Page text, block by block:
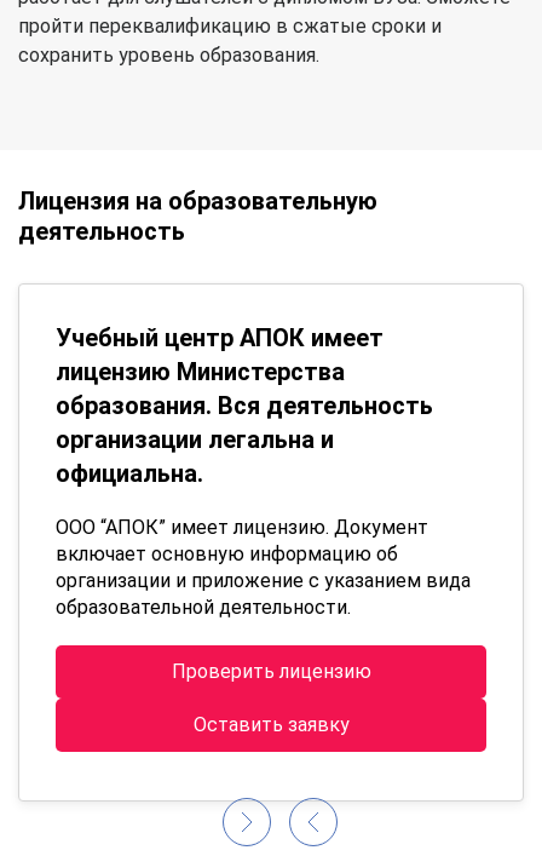
пройти переквалификацию в сжатые сроки и
сохранить уровень образования.
Лицензия на образовательную
деятельность
Учебный центр АПОК имеет
лицензию Министерства
образования. Вся деятельность
организации легальна и
официальна.
ООО “АПОК” имеет лицензию. Документ
включает основную информацию об
организации и приложение с указанием вида
образовательной деятельности.
Проверить лицензию
Оставить заявку